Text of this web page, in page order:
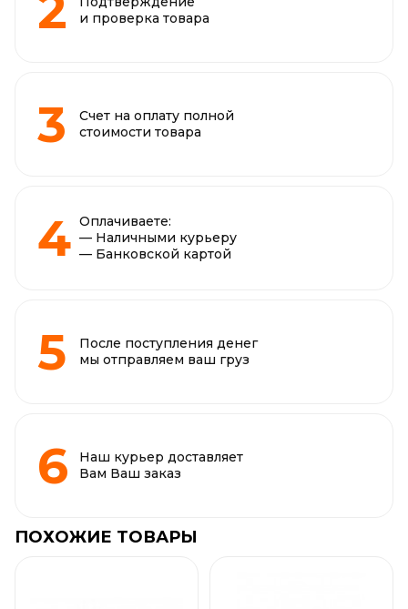
и проверка товара
Счет на оплату полной
стоимости товара
Оплачиваете:
— Наличными курьеру
— Банковской картой
После поступления денег
мы отправляем ваш груз
Наш курьер доставляет
Вам Ваш заказ
ПОХОЖИЕ ТОВАРЫ